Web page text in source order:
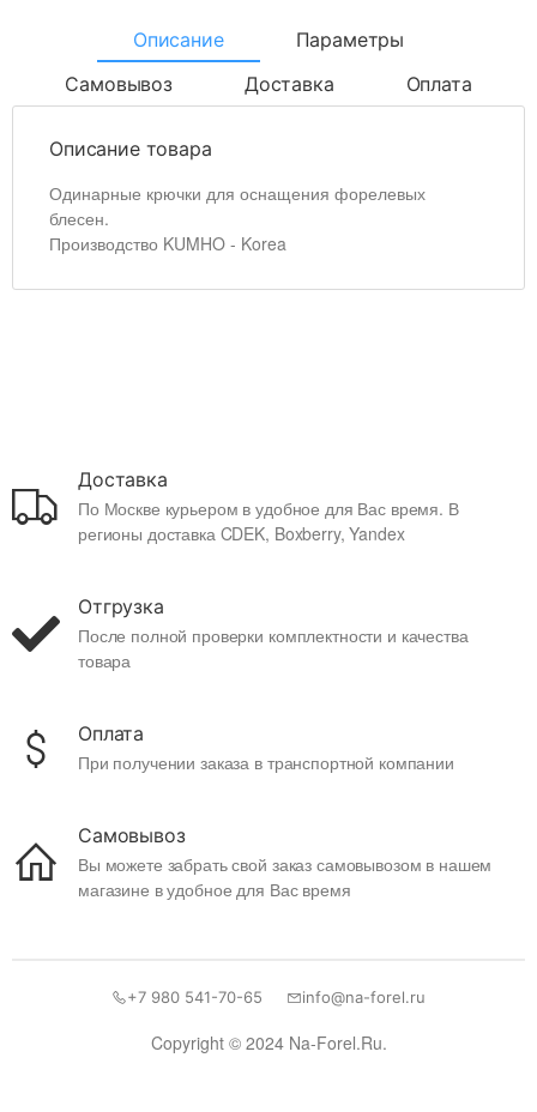
Описание
Параметры
Самовывоз
Доставка Оплата
Описание товара
Одинарные крючки для оснащения форелевых
блесен.
Производство KUMHO - Korea
Доставка
По Москве курьером в удобное для Вас время. В
регионы доставка CDEK, Boxberry, Yandex
Отгрузка
После полной проверки комплектности и качества
товара
Оплата
При получении заказа в транспортной компании
Самовывоз
Вы можете забрать свой заказ самовывозом в нашем
магазине в удобное для Вас время
Copyright © 2024 Na-Forel.Ru.
+7 980 541-70-65 info@na-forel.ru